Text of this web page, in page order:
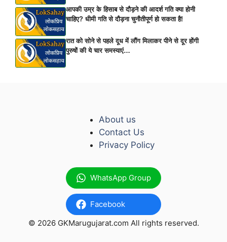
आपकी उम्र के हिसाब से दौड़ने की आदर्श गति क्या होनी
चाहिए? धीमी गति से दौड़ना चुनौतीपूर्ण हो सकता है!
रात को सोने से पहले दूध में लौंग मिलाकर पीने से दूर होंगी
पुरुषों की ये चार समस्याएं…
WhatsApp Group
Facebook
About us
Contact Us
Privacy Policy
© 2026 GKMarugujarat.com All rights reserved.